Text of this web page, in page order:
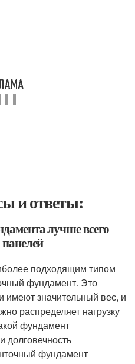
и ответы:
лучше всего
подходящим типом
фундамент. Это
имеют значительный вес, и
распределяет нагрузку
фундамент
долговечность
фундамент